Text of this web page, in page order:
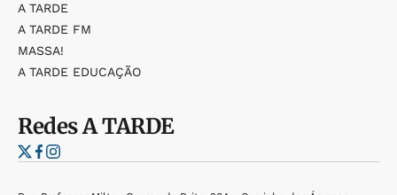
A TARDE
A TARDE FM
MASSA!
A TARDE EDUCAÇÃO
RedesA TARDE